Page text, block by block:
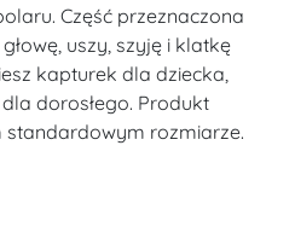
Część przeznaczona
uszy, szyję i klatkę
kapturek dla dziecka,
dorosłego. Produkt
rozmiarze.